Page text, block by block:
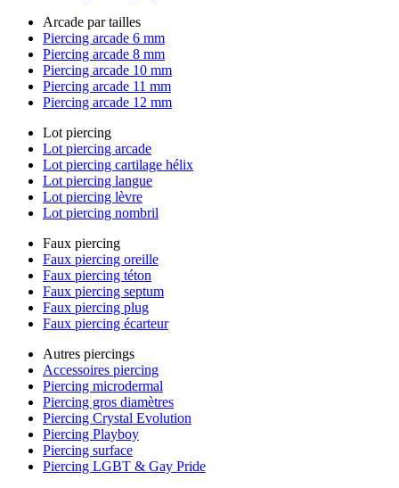
Arcade par tailles
Piercing arcade 6 mm
Piercing arcade 8 mm
Piercing arcade 10 mm
Piercing arcade 11 mm
Piercing arcade 12 mm
Lot piercing
Lot piercing arcade
Lot piercing cartilage hélix
Lot piercing langue
Lot piercing lèvre
Lot piercing nombril
Faux piercing
Faux piercing oreille
Faux piercing téton
Faux piercing septum
Faux piercing plug
Faux piercing écarteur
Autres piercings
Accessoires piercing
Piercing microdermal
Piercing gros diamètres
Piercing Crystal Evolution
Piercing Playboy
Piercing surface
Piercing LGBT & Gay Pride